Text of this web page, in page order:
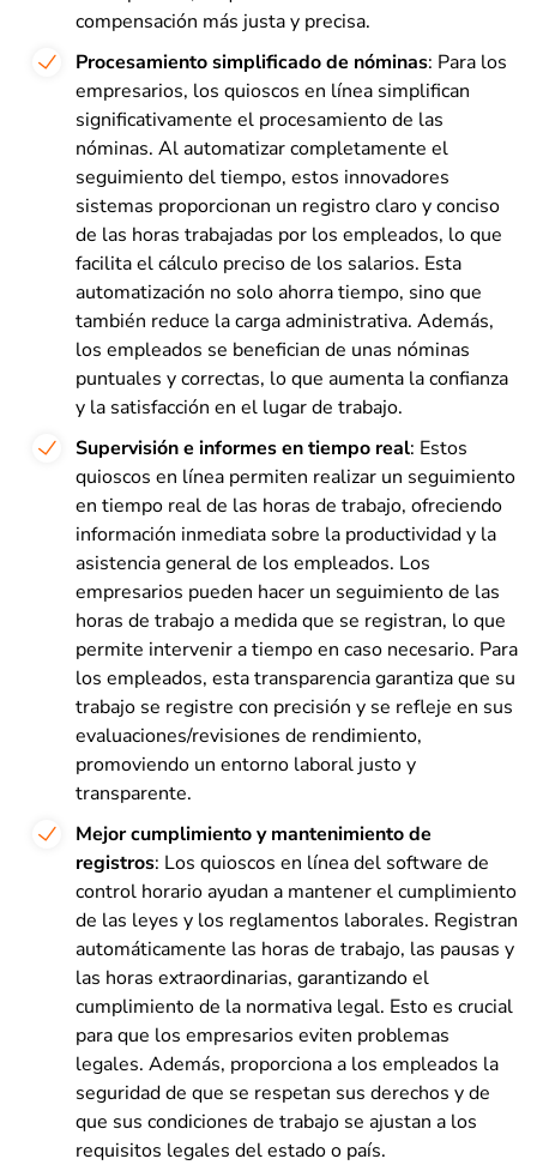
compensación más justa y precisa.
Procesamiento simplificado de nóminas: Para los
empresarios, los quioscos en línea simplifican
significativamente el procesamiento de las
nóminas. Al automatizar completamente el
seguimiento del tiempo, estos innovadores
sistemas proporcionan un registro claro y conciso
de las horas trabajadas por los empleados, lo que
facilita el cálculo preciso de los salarios. Esta
automatización no solo ahorra tiempo, sino que
también reduce la carga administrativa. Además,
los empleados se benefician de unas nóminas
puntuales y correctas, lo que aumenta la confianza
y la satisfacción en el lugar de trabajo.
Supervisión e informes en tiempo real: Estos
quioscos en línea permiten realizar un seguimiento
en tiempo real de las horas de trabajo, ofreciendo
información inmediata sobre la productividad y la
asistencia general de los empleados. Los
empresarios pueden hacer un seguimiento de las
horas de trabajo a medida que se registran, lo que
permite intervenir a tiempo en caso necesario. Para
los empleados, esta transparencia garantiza que su
trabajo se registre con precisión y se refleje en sus
evaluaciones/revisiones de rendimiento,
promoviendo un entorno laboral justo y
transparente.
Mejor cumplimiento y mantenimiento de
registros: Los quioscos en línea del software de
control horario ayudan a mantener el cumplimiento
de las leyes y los reglamentos laborales. Registran
automáticamente las horas de trabajo, las pausas y
las horas extraordinarias, garantizando el
cumplimiento de la normativa legal. Esto es crucial
para que los empresarios eviten problemas
legales. Además, proporciona a los empleados la
seguridad de que se respetan sus derechos y de
que sus condiciones de trabajo se ajustan a los
requisitos legales del estado o país.